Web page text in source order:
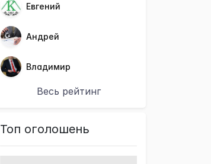
Евгений
Андрей
Владимир
Весь рейтинг
Топ оголошень